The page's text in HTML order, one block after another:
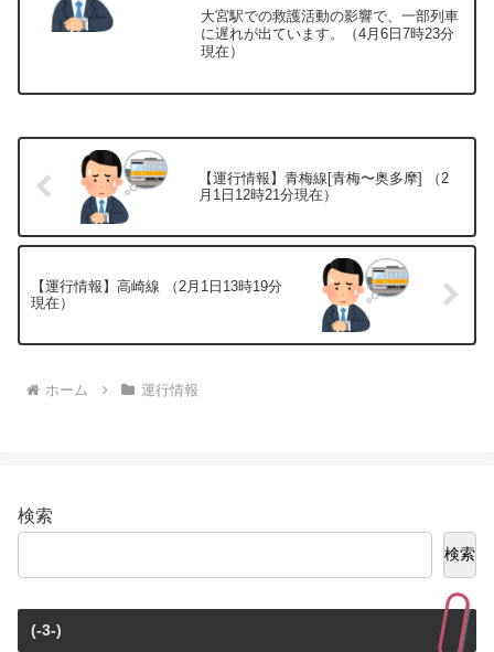
大宮駅での救護活動の影響で、一部列車
に遅れが出ています。（4月6日7時23分
現在）
【運行情報】青梅線[青梅〜奥多摩] （2
月1日12時21分現在）
【運行情報】高崎線 （2月1日13時19分
現在）
ホーム 運行情報
検索
検索
(-3-)